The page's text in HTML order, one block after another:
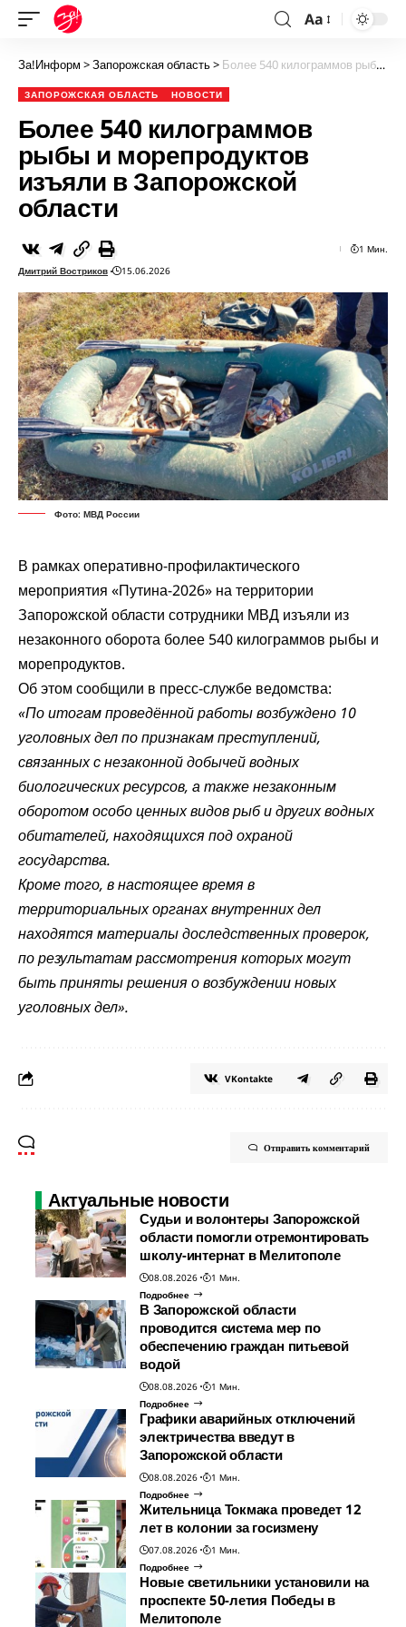
Aa
За!Информ >Запорожская область> Более 540 килограммов рыбы и морепродуктов изъяли в Запорожской области
ЗАПОРОЖСКАЯ ОБЛАСТЬ НОВОСТИ
Более 540 килограммов
рыбы и морепродуктов
изъяли в Запорожской
области
Дмитрий Востриков 15.06.2026
1 Мин.
Фото: МВД России
В рамках оперативно-профилактического
мероприятия «Путина-2026» на территории
Запорожской области сотрудники МВД изъяли из
незаконного оборота более 540 килограммов рыбы и
морепродуктов.
Об этом сообщили в пресс-службе ведомства:
«По итогам проведённой работы возбуждено 10
уголовных дел по признакам преступлений,
связанных с незаконной добычей водных
биологических ресурсов, а также незаконным
оборотом особо ценных видов рыб и других водных
обитателей, находящихся под охраной
государства.
Кроме того, в настоящее время в
территориальных органах внутренних дел
находятся материалы доследственных проверок,
по результатам рассмотрения которых могут
быть приняты решения о возбуждении новых
уголовных дел».
VKontakte
Отправить комментарий
Актуальные новости
Судьи и волонтеры Запорожской
области помогли отремонтировать
школу-интернат в Мелитополе
08.08.2026
1 Мин.
Подробнее
В Запорожской области
проводится система мер по
обеспечению граждан питьевой
водой
08.08.2026
1 Мин.
Подробнее
Графики аварийных отключений
электричества введут в
Запорожской области
08.08.2026
1 Мин.
Подробнее
Жительница Токмака проведет 12
лет в колонии за госизмену
07.08.2026
1 Мин.
Подробнее
Новые светильники установили на
проспекте 50-летия Победы в
Мелитополе